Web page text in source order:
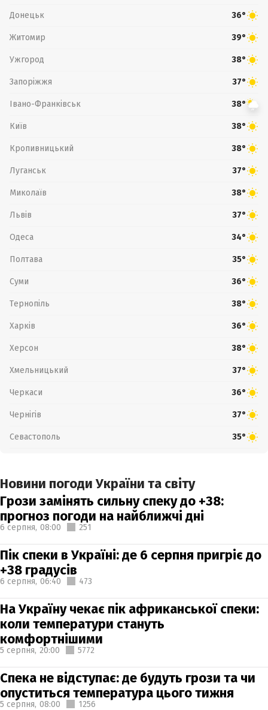
Донецьк 36°
Житомир 39°
Ужгород 38°
Запоріжжя 37°
Івано-Франківськ 38°
Київ 38°
Кропивницький 38°
Луганськ 37°
Миколаїв 38°
Львів 37°
Одеса 34°
Полтава 35°
Суми 36°
Тернопіль 38°
Харків 36°
Херсон 38°
Хмельницький 37°
Черкаси 36°
Чернігів 37°
Севастополь 35°
Новини погоди України та світу
Грози замінять сильну спеку до +38:
прогноз погоди на найближчі дні
6 серпня, 08:00 251
Пік спеки в Україні: де 6 серпня пригріє до
+38 градусів
6 серпня, 06:40 473
На Україну чекає пік африканської спеки:
коли температури стануть
комфортнішими
5 серпня, 20:00 5772
Спека не відступає: де будуть грози та чи
опуститься температура цього тижня
5 серпня, 08:00 1256